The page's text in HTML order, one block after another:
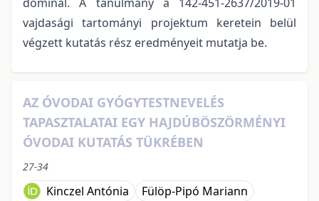
vajdasági tartományi projektum keretein belül
végzett kutatás rész eredményeit mutatja be.
AZ ÓVODAI GYÓGYTESTNEVELÉS
TAPASZTALATAI EGY HAJDÚBÖSZÖRMÉNYI
ÓVODAI KUTATÁS TÜKRÉBEN
27-34
Kinczel Antónia
Fülöp-Pipó Mariann